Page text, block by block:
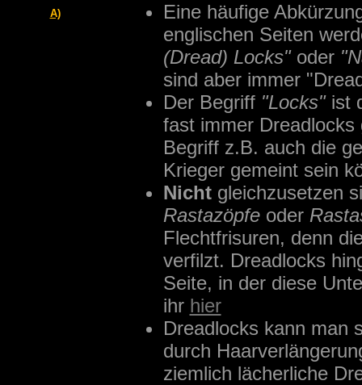
A)
Eine häufige
englischen Seiten
(Dread) Locks"oder
sind aber immer
Der Begriff "Locks"ist
fast immer
Begriff z.B. auch die
Krieger gemeint sein
Nichtgleichzusetzen
Rastazöpfeoder
Flechtfrisuren, denn
verfilzt. Dreadlocks
Seite, in der diese
ihr hier
Dreadlocks kann man
durch
ziemlich lächerliche